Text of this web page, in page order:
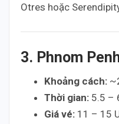
Otres hoặc
3. Phnom
Khoảng cách:
Thời gian: 5.5 –
Giá vé: 11 – 15